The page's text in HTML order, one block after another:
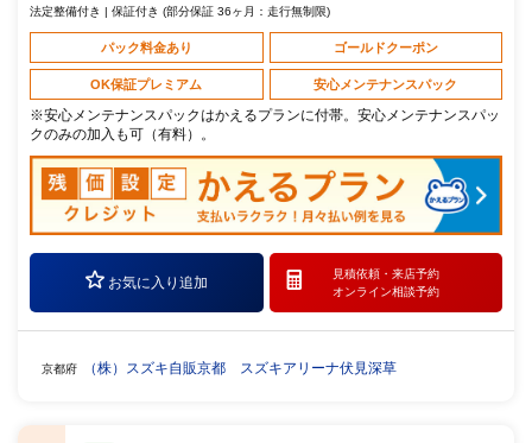
法定整備付き | 保証付き (部分保証 36ヶ月：走行無制限)
パック料金あり ゴールドクーポン
OK保証プレミアム 安心メンテナンスパック
※安心メンテナンスパックはかえるプランに付帯。安心メンテナンスパッ
クのみの加入も可（有料）。
お気に入り追加
見積依頼・ 来店予約
オンライン相談予約
京都府 （株）スズキ自販京都 スズキアリーナ伏見深草